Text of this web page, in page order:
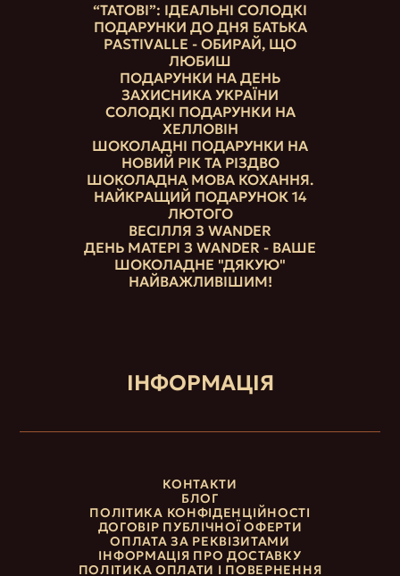
“ТАТОВІ”: ІДЕАЛЬНІ СОЛОДКІ
ПОДАРУНКИ ДО ДНЯ БАТЬКА
PASTIVALLE - ОБИРАЙ, ЩО
ЛЮБИШ
ПОДАРУНКИ НА ДЕНЬ
ЗАХИСНИКА УКРАЇНИ
СОЛОДКІ ПОДАРУНКИ НА
ХЕЛЛОВІН
ШОКОЛАДНІ ПОДАРУНКИ НА
НОВИЙ РІК ТА РІЗДВО
ШОКОЛАДНА МОВА КОХАННЯ.
НАЙКРАЩИЙ ПОДАРУНОК 14
ЛЮТОГО
ВЕСІЛЛЯ З WANDER
ДЕНЬ МАТЕРІ З WANDER - ВАШЕ
ШОКОЛАДНЕ "ДЯКУЮ"
НАЙВАЖЛИВІШИМ!
ІНФОРМАЦІЯ
КОНТАКТИ
БЛОГ
ПОЛІТИКА КОНФІДЕНЦІЙНОСТІ
ДОГОВІР ПУБЛІЧНОЇ ОФЕРТИ
ОПЛАТА ЗА РЕКВІЗИТАМИ
ІНФОРМАЦІЯ ПРО ДОСТАВКУ
ПОЛІТИКА ОПЛАТИ І ПОВЕРНЕННЯ